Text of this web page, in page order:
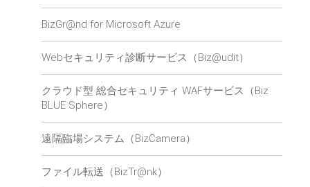
BizGr@nd for Microsoft Azure
Webセキュリティ診断サービス（Biz@udit）
クラウド型 総合セキュリティ WAFサービス（Biz
BLUE Sphere）
遠隔臨場システム（BizCamera）
ファイル転送（BizTr@nk）